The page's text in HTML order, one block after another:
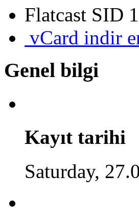
Flatcast SID
vCard indir
Genel bilgi
Kayıt tarihi
Saturday,